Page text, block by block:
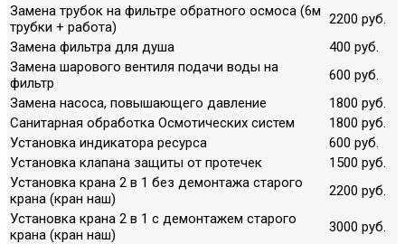
Замена трубок на фильтре обратного осмоса (6м
трубки + работа)
2200 руб.
Замена фильтра для душа
400 руб.
Замена шарового вентиля подачи воды на
фильтр
600 руб.
Замена насоса, повышающего давление
1800 руб.
Санитарная обработка Осмотических систем
1800 руб.
Установка индикатора ресурса
600 руб.
Установка клапана защиты от протечек
1500 руб.
Установка крана 2 в 1 без демонтажа старого
крана (кран наш)
2200 руб.
Установка крана 2 в 1 с демонтажем старого
крана (кран наш)
3000 руб.